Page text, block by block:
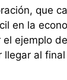
que
en la
ejemplo
llegar al